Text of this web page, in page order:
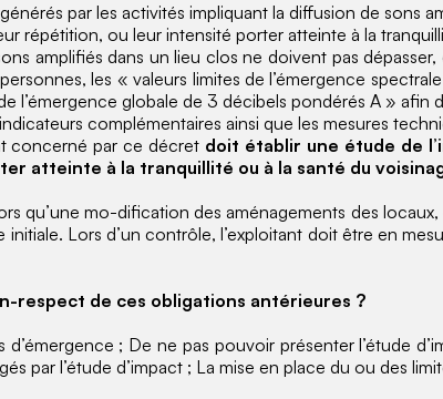
par les activités impliquant la diffusion de sons
répétition, ou leur intensité porter atteinte à la
amplifiés dans un lieu clos ne doivent pas
les « valeurs limites de l’émergence
l’émergence globale de 3 décibels pondérés A » afin
complémentaires ainsi que les mesures
concerné par ce décret doit établir une étude de
atteinte à la tranquillité ou à la santé du
qu’une mo-dification des aménagements des
initiale. Lors d’un contrôle, l’exploitant doit être en
respect de ces obligations antérieures ?
; De ne pas pouvoir présenter l’étude
par l’étude d’impact ; La mise en place du ou des